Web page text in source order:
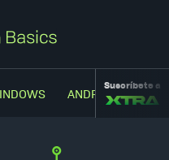
ANDROIDSuscríbete a